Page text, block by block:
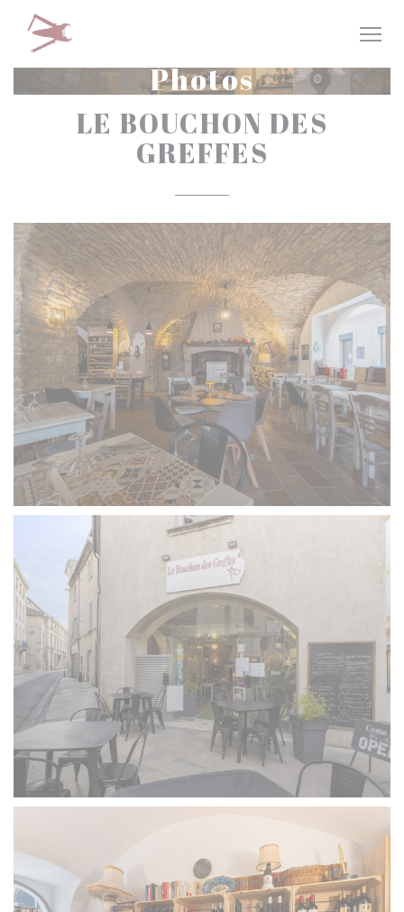
Personnalisation de vos choix en matière de cookies
Photos
LE BOUCHON DES
GREFFES